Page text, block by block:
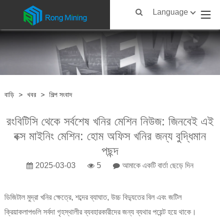
Language
বাড়ি > খবর > শিল্প সংবাদ
রংবিটিসি থেকে সর্বশেষ খনির মেশিন নিউজ: জিনবেই এই
বক্স মাইনিং মেশিন: হোম অফিস খনির জন্য বুদ্ধিমান
পছন্দ
2025-03-03 5 আমাকে একটি বার্তা ছেড়ে দিন
ডিজিটাল মুদ্রা খনির ক্ষেত্রে, শব্দের ব্যাঘাত, উচ্চ বিদ্যুতের বিল এবং জটিল
ক্রিয়াকলাপগুলি সর্বদা গৃহস্থালীর ব্যবহারকারীদের জন্য ব্যথার পয়েন্ট হয়ে থাকে।